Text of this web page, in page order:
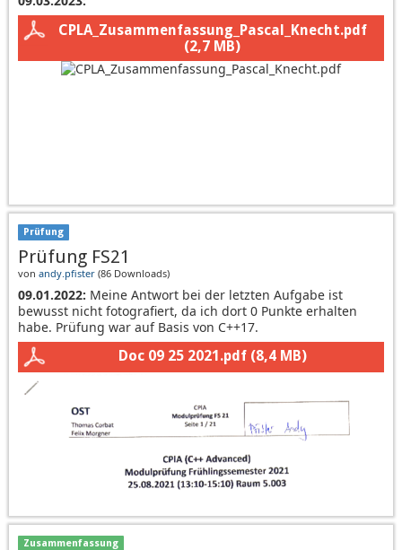
CPLA_Zusammenfassung_Pascal_Knecht.pdf
(2,7 MB)
Prüfung
Prüfung FS21
von andy.pfister (86 Downloads)
09.01.2022: Meine Antwort bei der letzten Aufgabe ist
bewusst nicht fotografiert, da ich dort 0 Punkte erhalten
habe. Prüfung war auf Basis von C++17.
Doc 09 25 2021.pdf (8,4 MB)
Zusammenfassung